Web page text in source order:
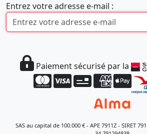
Entrez votre adresse e-mail :
Paiement sécurisé par la
SAS au capital de 100.000 € - APE 7911Z - SIRET